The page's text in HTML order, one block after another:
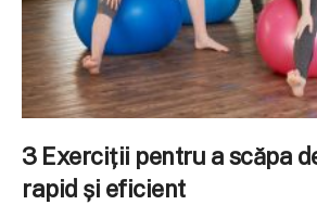
3 Exerciții pentru a scăpa
rapid și eficient